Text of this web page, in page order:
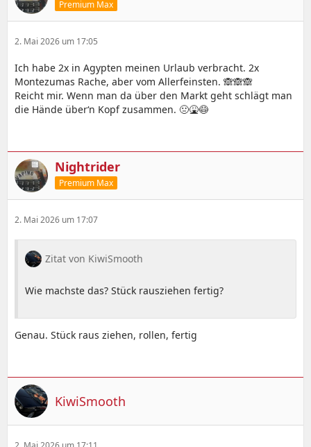
Premium Max
2. Mai 2026 um 17:05
Ich habe 2x in Agypten meinen Urlaub verbracht. 2x
Montezumas Rache, aber vom Allerfeinsten. 🙈🙈🙈
Reicht mir. Wenn man da über den Markt geht schlägt man
die Hände über‘n Kopf zusammen. 🤢🤮😷
Nightrider
Premium Max
2. Mai 2026 um 17:07
Zitat von KiwiSmooth
Wie machste das? Stück rausziehen fertig?
Genau. Stück raus ziehen, rollen, fertig
KiwiSmooth